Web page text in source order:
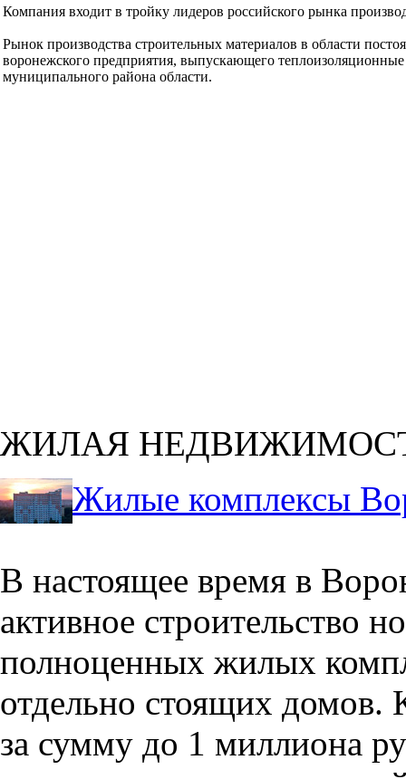
Компания входит в тройку лидеров российского рынка
Рынок производства строительных материалов в области
воронежского предприятия, выпускающего
муниципального района области.
ЖИЛАЯ
Жилые комплексы
В настоящее время в
активное строительство
полноценных жилых
отдельно стоящих домов.
за сумму до 1 миллиона